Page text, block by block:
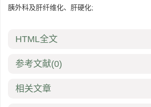
胰外科及肝纤维化、肝硬化;
HTML全文
参考文献(0)
相关文章